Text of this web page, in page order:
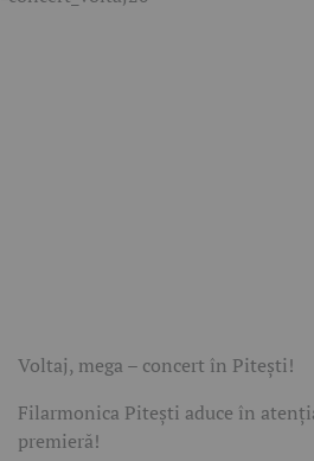
Voltaj, mega – concert în Pitești!
Filarmonica Pitești aduce în
premieră!